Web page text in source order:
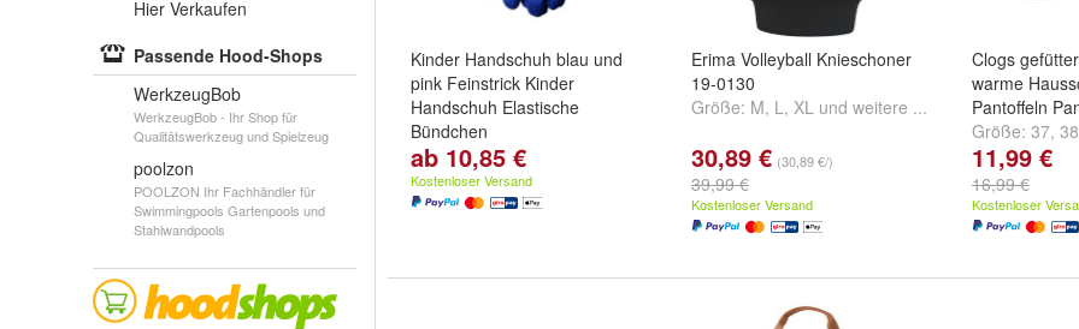
Hier Verkaufen
Passende Hood-Shops
WerkzeugBob
WerkzeugBob - Ihr Shop für
Qualitätswerkzeug und Spielzeug
poolzon
POOLZON Ihr Fachhändler für
Swimmingpools Gartenpools und
Stahlwandpools
Kinder Handschuh blau und
pink Feinstrick Kinder
Handschuh Elastische
Bündchen
Farben: Pink und
ab 10,85 €
Kostenloser Versand
Erima Volleyball Knieschoner
19-0130
Größe: M, L, XL und weitere ...
30,89 € (30,89 €/)
39,99 €
Kostenloser Versand
Clogs
warme
Pantoffeln
Größe: 37, 38
...
11,99 €
16,99 €
Kostenloser